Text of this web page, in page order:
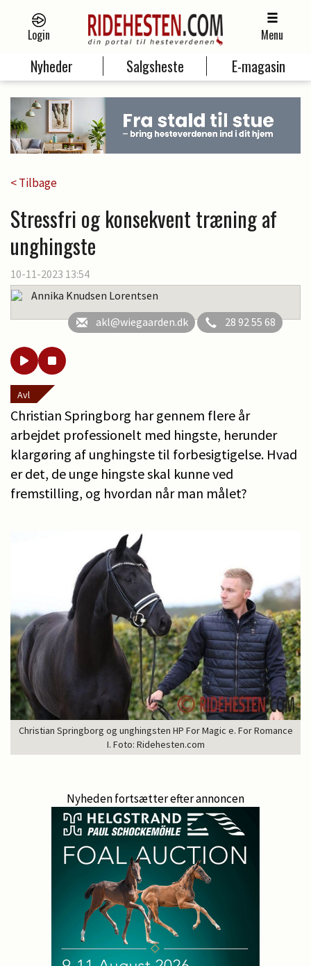
Login Menu
Nyheder Salgsheste E-magasin
< Tilbage
Stressfri og konsekvent træning af
unghingste
10-11-2023 13:54
Annika Knudsen Lorentsen
akl@wiegaarden.dk
28 92 55 68
Avl
Christian Springborg har gennem flere år
arbejdet professionelt med hingste, herunder
klargøring af unghingste til forbesigtigelse. Hvad
er det, de unge hingste skal kunne ved
fremstilling, og hvordan når man målet?
Christian Springborg og unghingsten HP For Magic e. For Romance
I. Foto: Ridehesten.com
Nyheden fortsætter efter annoncen